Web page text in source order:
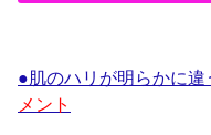
●肌のハリが明らかに違
メント